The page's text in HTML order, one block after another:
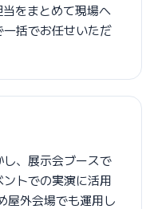
をまとめて現場へ
括でお任せいただ
、展示会ブースで
トでの実演に活用
屋外会場でも運用し